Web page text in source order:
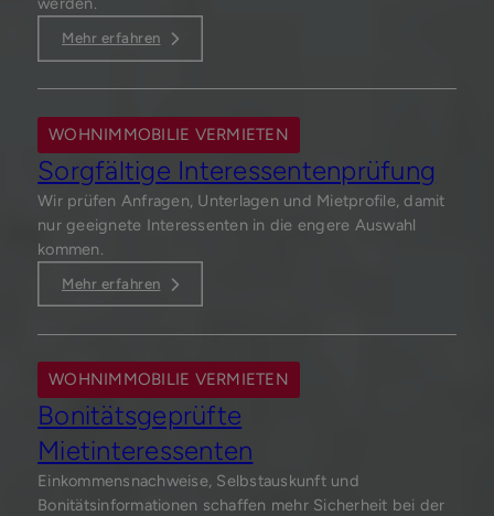
Mehr erfahren
WOHNIMMOBILIE VERMIETEN
Sorgfältige Interessentenprüfung
Wir prüfen Anfragen, Unterlagen und Mietprofile, damit
nur geeignete Interessenten in die engere Auswahl
kommen.
Mehr erfahren
WOHNIMMOBILIE VERMIETEN
Bonitätsgeprüfte
Mietinteressenten
Einkommensnachweise, Selbstauskunft und
Bonitätsinformationen schaffen mehr Sicherheit bei der